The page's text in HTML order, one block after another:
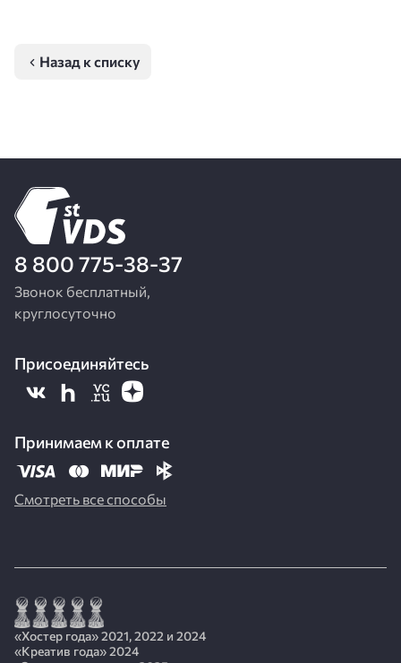
Назад к списку
8 800 775-38-37
Звонок бесплатный,
круглосуточно
Присоединяйтесь
Принимаем к оплате
Смотреть все способы
«Хостер года» 2021, 2022 и 2024
«Креатив года» 2024